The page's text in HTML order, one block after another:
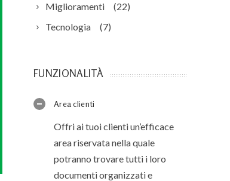
Miglioramenti
(22)
Tecnologia
(7)
FUNZIONALITÀ
Area clienti
Offri ai tuoi clienti un’efficace
area riservata nella quale
potranno trovare tutti i loro
documenti organizzati e